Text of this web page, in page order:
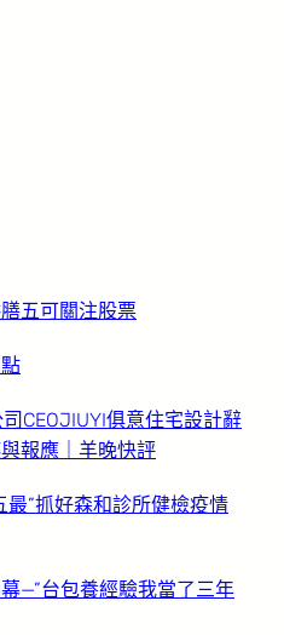
五可關注股票
CEOJIUYI俱意住宅設計辭
報應｜羊晚快評
最”抓好森和診所健檢疫情
—”台包養經驗我當了三年